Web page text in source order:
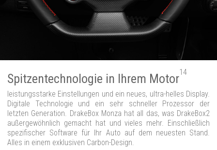
Spitzentechnologie in Ihrem Motor14
leistungsstarke Einstellungen und ein neues, ultra-helles Display.
Digitale Technologie und ein sehr schneller Prozessor der
letzten Generation. DrakeBox Monza hat all das, was DrakeBox2
außergewöhnlich gemacht hat und vieles mehr. Einschließlich
spezifischer Software für Ihr Auto auf dem neuesten Stand.
Alles in einem exklusiven Carbon-Design.